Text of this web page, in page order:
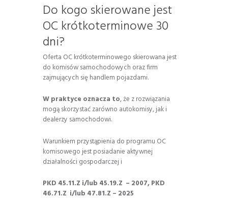
Do kogo skierowane jest
OC krótkoterminowe 30
dni?
Oferta OC krótkoterminowego skierowana jest
do komisów samochodowych oraz firm
zajmujących się handlem pojazdami.
W praktyce oznacza to, że z rozwiązania
mogą skorzystać zarówno autokomisy, jak i
dealerzy samochodowi.
Warunkiem przystąpienia do programu OC
komisowego jest posiadanie aktywnej
działalności gospodarczej i
PKD 45.11.Z i/lub 45.19.Z – 2007, PKD
46.71.Z i/lub 47.81.Z – 2025